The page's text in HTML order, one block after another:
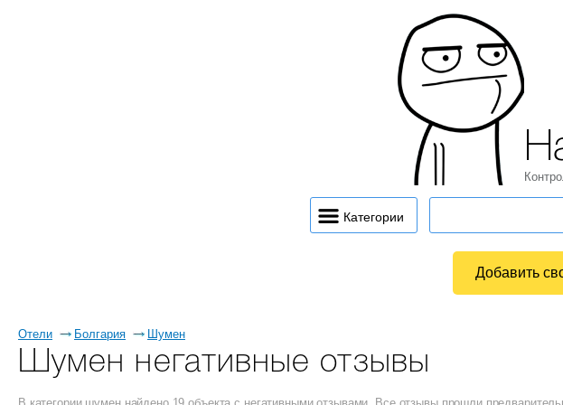
Отели Болгария Шумен
Шумен негативные отзывы
Категории
Добавить